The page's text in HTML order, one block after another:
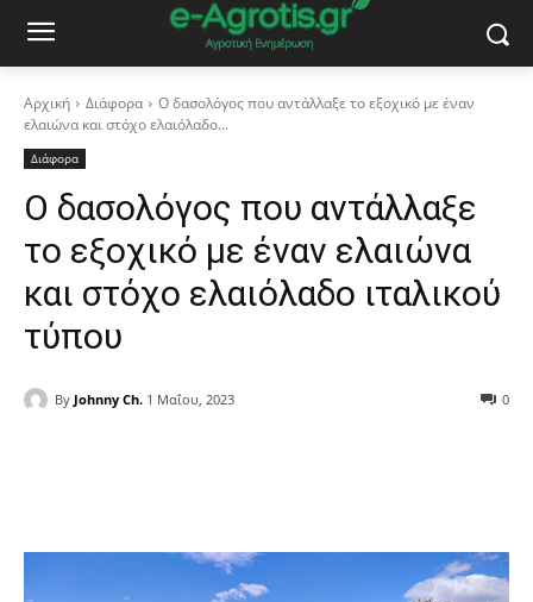
Αρχική Διάφορα
Ο δασολόγος που αντάλλαξε το εξοχικό με έναν
ελαιώνα και στόχο ελαιόλαδο...
Διάφορα
Ο δασολόγος που αντάλλαξε
το εξοχικό με έναν ελαιώνα
και στόχο ελαιόλαδο ιταλικού
τύπου
By Johnny Ch. 1 Μαΐου, 2023 0